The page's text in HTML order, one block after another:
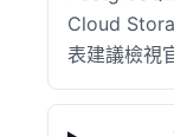
Cloud
表建議檢視